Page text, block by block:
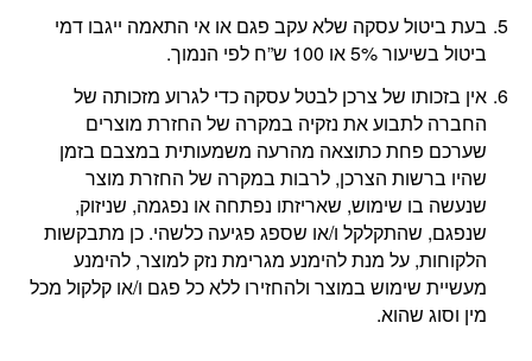
בעת ביטול עסקה שלא עקב פגם או אי התאמה ייגבו דמי
ביטול בשיעור 5% או 100 ש”ח לפי הנמוך.
אין בזכותו של צרכן לבטל עסקה כדי לגרוע מזכותה של
החברה לתבוע את נזקיה במקרה של החזרת מוצרים
שערכם פחת כתוצאה מהרעה משמעותית במצבם בזמן
שהיו ברשות הצרכן, לרבות במקרה של החזרת מוצר
שנעשה בו שימוש, שאריזתו נפתחה או נפגמה, שניזוק,
שנפגם, שהתקלקל ו/או שספג פגיעה כלשהי. כן מתבקשות
הלקוחות, על מנת להימנע מגרימת נזק למוצר, להימנע
מעשיית שימוש במוצר ולהחזירו ללא כל פגם ו/או קלקול מכל
מין וסוג שהוא.